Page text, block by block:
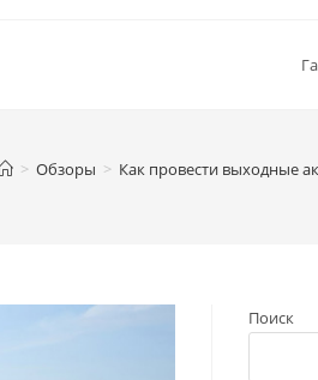
> Обзоры > Как провести выходные
Поиск